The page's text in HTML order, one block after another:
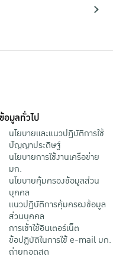
ข้อมูลทั่วไป
นโยบายและแนวปฏิบัติการใช้
ปัญญาประดิษฐ์
นโยบายการใช้งานเครือข่าย
มก.
นโยบายคุ้มครองข้อมูลส่วน
บุคคล
แนวปฏิบัติการคุ้มครองข้อมูล
ส่วนบุคคล
การเข้าใช้อินเตอร์เน็ต
ข้อปฏิบัติในการใช้ e-mail มก.
ถ่ายทอดสด